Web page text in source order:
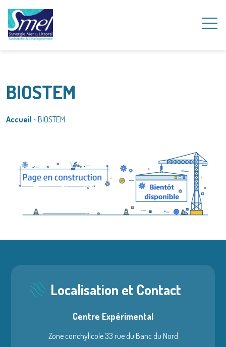
BIOSTEM
Accueil ~BIOSTEM
Localisation et Contact
Centre Expérimental
Zone conchylicole 33 rue du Banc du Nord